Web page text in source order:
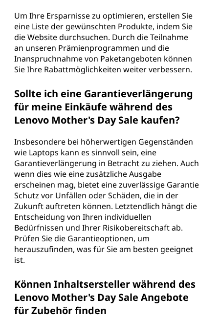
Um Ihre Ersparnisse zu optimieren, erstellen Sie
eine Liste der gewünschten Produkte, indem Sie
die Website durchsuchen. Durch die Teilnahme
an unseren Prämienprogrammen und die
Inanspruchnahme von Paketangeboten können
Sie Ihre Rabattmöglichkeiten weiter verbessern.
Sollte ich eine Garantieverlängerung
für meine Einkäufe während des
Lenovo Mother's Day Sale kaufen?
Insbesondere bei höherwertigen Gegenständen
wie Laptops kann es sinnvoll sein, eine
Garantieverlängerung in Betracht zu ziehen. Auch
wenn dies wie eine zusätzliche Ausgabe
erscheinen mag, bietet eine zuverlässige Garantie
Schutz vor Unfällen oder Schäden, die in der
Zukunft auftreten können. Letztendlich hängt die
Entscheidung von Ihren individuellen
Bedürfnissen und Ihrer Risikobereitschaft ab.
Prüfen Sie die Garantieoptionen, um
herauszufinden, was für Sie am besten geeignet
ist.
Können Inhaltsersteller während des
Lenovo Mother's Day Sale Angebote
für Zubehör finden